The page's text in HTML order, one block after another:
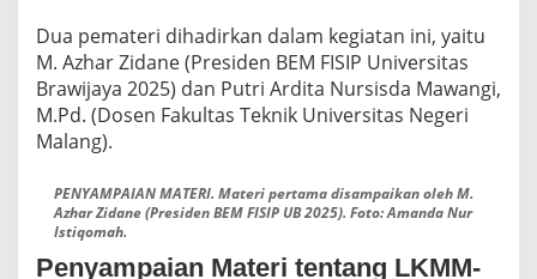
D
U
N
T
U
W
U
U
Dua pemateri dihadirkan dalam kegiatan ini, yaitu
M. Azhar Zidane (Presiden BEM FISIP Universitas
Brawijaya 2025) dan Putri Ardita Nursisda Mawangi,
M.Pd. (Dosen Fakultas Teknik Universitas Negeri
Malang).
PENYAMPAIAN MATERI. Materi pertama disampaikan oleh M.
Azhar Zidane (Presiden BEM FISIP UB 2025). Foto: Amanda Nur
Istiqomah.
Penyampaian Materi tentang LKMM-